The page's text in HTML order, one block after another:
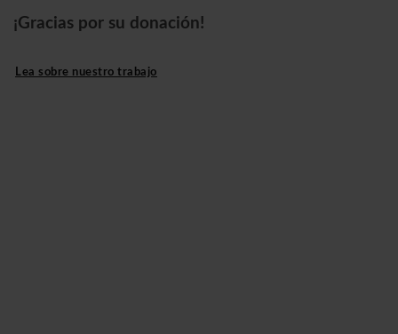
¡Gracias por su donación!
Lea sobre nuestro trabajo